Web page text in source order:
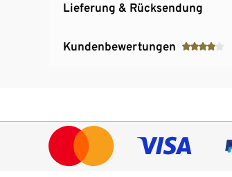
Lieferung & Rücksendung
Kundenbewertungen